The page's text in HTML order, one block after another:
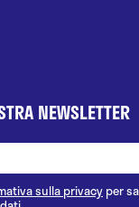
NEWSLETTER
sulla privacy per